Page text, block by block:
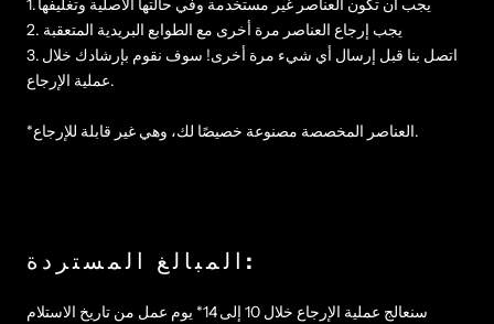
1. يجب أن تكون العناصر غير مستخدمة وفي حالتها الأصلية وتغليفها
2. يجب إرجاع العناصر مرة أخرى مع الطوابع البريدية المتعقبة
3. اتصل بنا قبل إرسال أي شيء مرة أخرى! سوف نقوم بإرشادك خلال
عملية الإرجاع.
*العناصر المخصصة مصنوعة خصيصًا لك، وهي غير قابلة للإرجاع.
المبالغ المستردة :
سنعالج عملية الإرجاع خلال 10 إلى 14* يوم عمل من تاريخ الاستلام